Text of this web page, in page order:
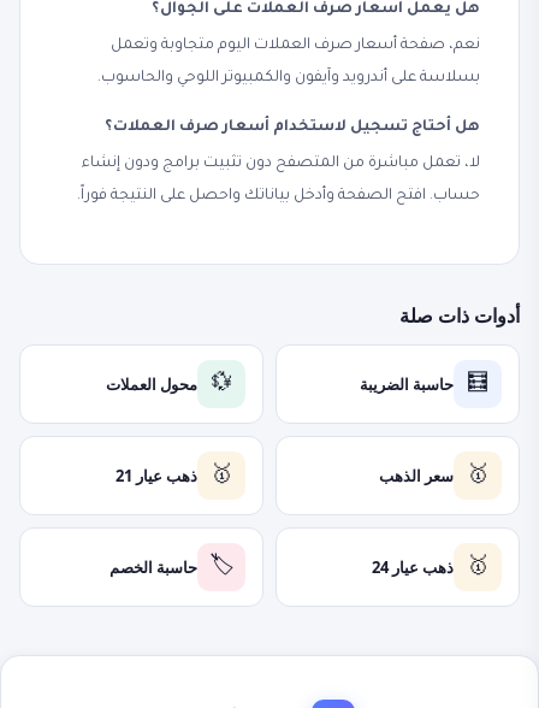
هل يعمل أسعار صرف العملات على الجوال؟
نعم، صفحة أسعار صرف العملات اليوم متجاوبة وتعمل
بسلاسة على أندرويد وآيفون والكمبيوتر اللوحي والحاسوب.
هل أحتاج تسجيل لاستخدام أسعار صرف العملات؟
لا، تعمل مباشرة من المتصفح دون تثبيت برامج ودون إنشاء
حساب. افتح الصفحة وأدخل بياناتك واحصل على النتيجة فوراً.
أدوات ذات صلة
🧮 حاسبة الضريبة 💱 محول العملات
🥇 سعر الذهب 🥇 ذهب عيار 21
🥇 ذهب عيار 24 🏷️ حاسبة الخصم